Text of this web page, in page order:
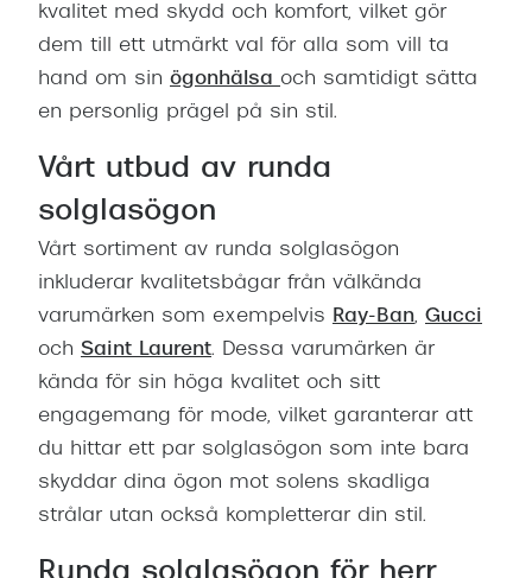
kvalitet med skydd och komfort, vilket gör
dem till ett utmärkt val för alla som vill ta
hand om sin ögonhälsa och samtidigt sätta
en personlig prägel på sin stil.
Vårt utbud av runda
solglasögon
Vårt sortiment av runda solglasögon
inkluderar kvalitetsbågar från välkända
varumärken som exempelvis
Ray-Ban, Gucci
och Saint Laurent. Dessa varumärken är
kända för sin höga kvalitet och sitt
engagemang för mode, vilket garanterar att
du hittar ett par solglasögon som inte bara
skyddar dina ögon mot solens skadliga
strålar utan också kompletterar din stil.